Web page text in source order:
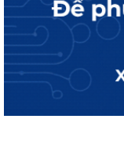
30/7/2026
Công khai tình hình
31/7/2026
Công khai tình hình